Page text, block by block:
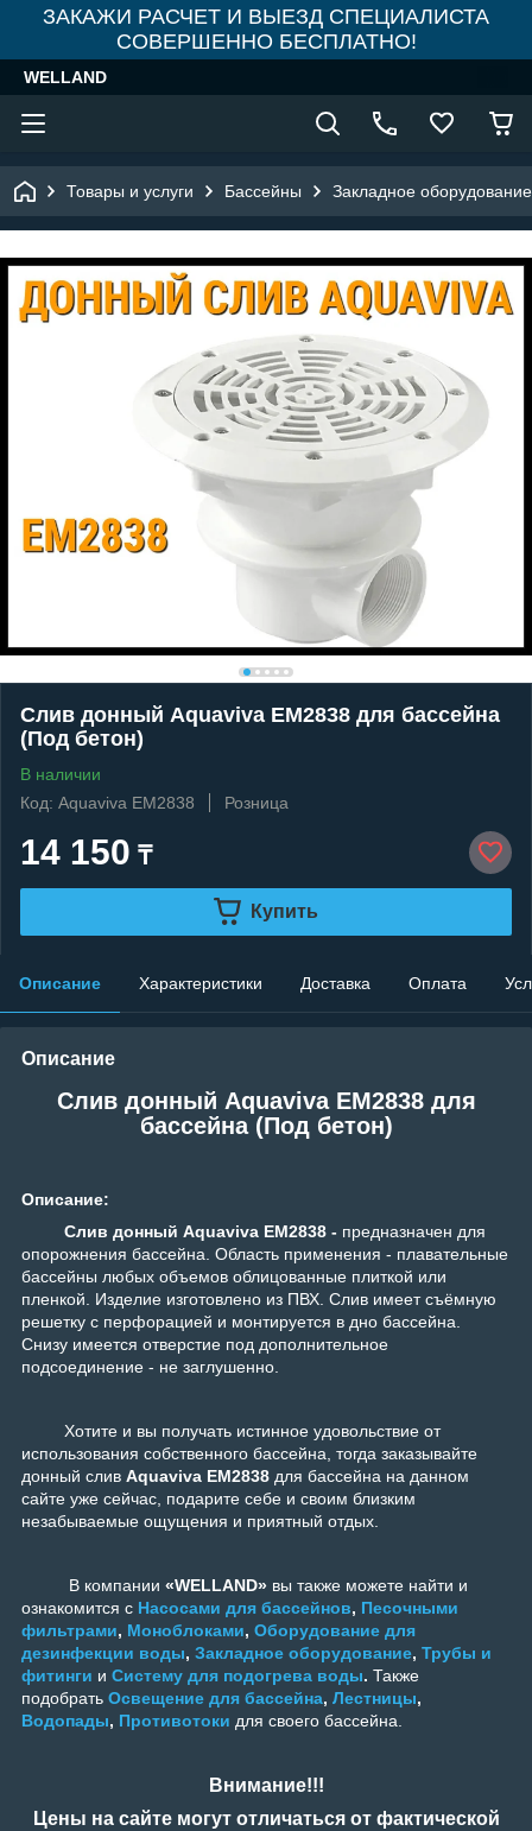
ЗАКАЖИ РАСЧЕТ И ВЫЕЗД СПЕЦИАЛИСТА
СОВЕРШЕННО БЕСПЛАТНО!
WELLAND
Товары и услуги Бассейны Закладное
Слив донный Aquaviva EM2838 для бассейна
(Под бетон)
В наличии
Код: Aquaviva EM2838
Розница
14 150 ₸
Купить
Описание Характеристики Доставка Оплата
Описание
Слив донный Aquaviva EM2838 для
бассейна (Под бетон)
Описание:
Слив донный Aquaviva EM2838 - предназначен для
опорожнения бассейна. Область применения - плавательные
бассейны любых объемов облицованные плиткой или
пленкой. Изделие изготовлено из ПВХ. Слив имеет съёмную
решетку с перфорацией и монтируется в дно бассейна.
Снизу имеется отверстие под дополнительное
подсоединение - не заглушенно.
Хотите и вы получать истинное удовольствие от
использования собственного бассейна, тогда заказывайте
донный слив Aquaviva EM2838 для бассейна на данном
сайте уже сейчас, подарите себе и своим близким
незабываемые ощущения и приятный отдых.
В компании «WELLAND» вы также можете найти и
ознакомится с Насосами для бассейнов, Песочными
фильтрами, Моноблоками, Оборудование для
дезинфекции воды, Закладное оборудование, Трубы и
фитинги и Систему для подогрева воды. Также
подобрать Освещение для бассейна, Лестницы,
Водопады, Противотоки для своего бассейна.
Внимание!!!
Цены на сайте могут отличаться от фактической